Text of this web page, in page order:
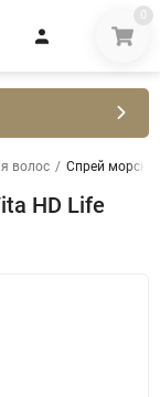
0
волос / Спрей
HD Life